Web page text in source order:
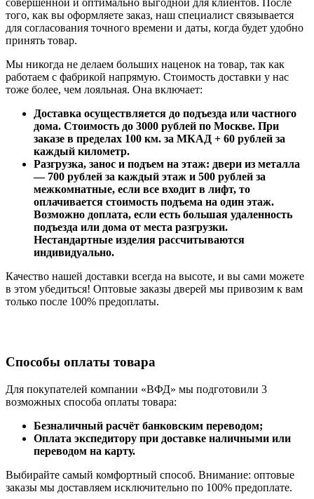
того, как вы оформляете заказ, наш специалист связывается
для согласования точного времени и даты, когда будет удобно
принять товар.
Мы никогда не делаем больших наценок на товар, так как
работаем с фабрикой напрямую. Стоимость доставки у нас
тоже более, чем лояльная. Она включает:
Доставка осуществляется до подъезда или частного
дома. Стоимость до 3000 рублей по Москве. При
заказе в пределах 100 км. за МКАД + 60 рублей за
каждый километр.
Разгрузка, занос и подъем на этаж: двери из металла
— 700 рублей за каждый этаж и 500 рублей за
межкомнатные, если все входит в лифт, то
оплачивается стоимость подъема на один этаж.
Возможно доплата, если есть большая удаленность
подъезда или дома от места разгрузки.
Нестандартные изделия рассчитываются
индивидуально.
Качество нашей доставки всегда на высоте, и вы сами можете
в этом убедиться! Оптовые заказы дверей мы привозим к вам
только после 100% предоплаты.
Способы оплаты товара
Для покупателей компании «ВФД» мы подготовили 3
возможных способа оплаты товара:
Безналичный расчёт банковским переводом;
Оплата экспедитору при доставке наличными или
переводом на карту.
Выбирайте самый комфортный способ. Внимание: оптовые
заказы мы доставляем исключительно по 100% предоплате.